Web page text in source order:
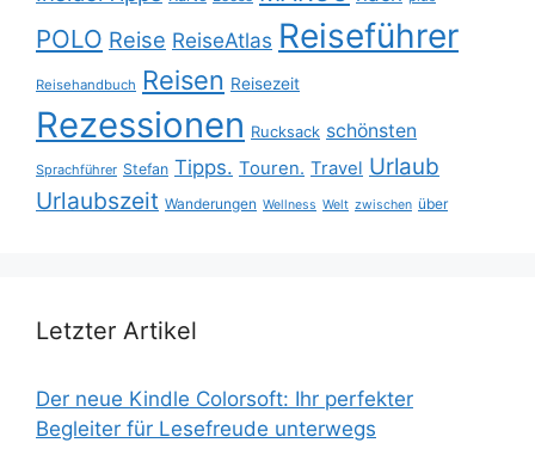
POLO Reise ReiseAtlas Reiseführer
Reisehandbuch Reisen Reisezeit
Rezessionen Rucksack schönsten
Sprachführer Stefan Tipps. Touren. Travel Urlaub
Urlaubszeit Wanderungen Wellness Welt zwischen über
Letzter Artikel
Der neue Kindle Colorsoft: Ihr perfekter
Begleiter für Lesefreude unterwegs